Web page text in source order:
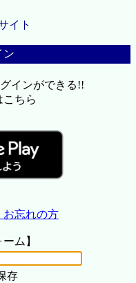
イト
ン
インができる!!
こちら
お忘れの方
ム】
存